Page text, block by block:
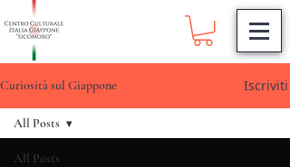
Curiosità sul Giappone Iscriviti
All Posts
All Posts